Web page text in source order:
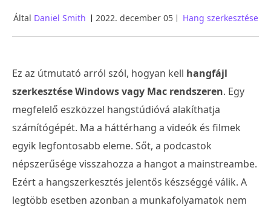
Által Daniel Smith 2022. december 05 Hang szerkesztése
Ez az útmutató arról szól, hogyan kell hangfájl
szerkesztése Windows vagy Mac rendszeren. Egy
megfelelő eszközzel hangstúdióvá alakíthatja
számítógépét. Ma a háttérhang a videók és filmek
egyik legfontosabb eleme. Sőt, a podcastok
népszerűsége visszahozza a hangot a mainstreambe.
Ezért a hangszerkesztés jelentős készséggé válik. A
legtöbb esetben azonban a munkafolyamatok nem